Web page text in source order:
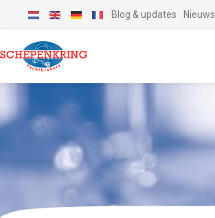
Blog & updates Nieuws